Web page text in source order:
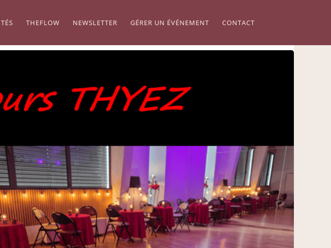
THEFLOW NEWSLETTER GÉRER UN ÉVÉNEMENT CONTACT